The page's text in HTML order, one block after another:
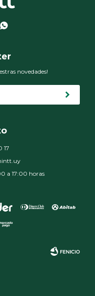

17
a 17:00 horas
novedades!